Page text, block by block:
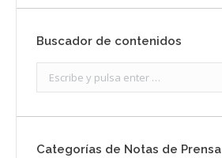
Buscador de contenidos
Categorías de Notas de Prensa